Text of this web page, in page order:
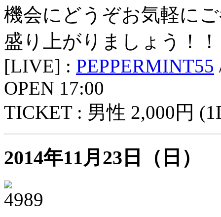
機会にどうぞお気軽に
盛り上がりましょう！！
[LIVE] : PEPPERMINT55
OPEN 17:00
TICKET : 男性 2,000円
2014年11月23日（日）